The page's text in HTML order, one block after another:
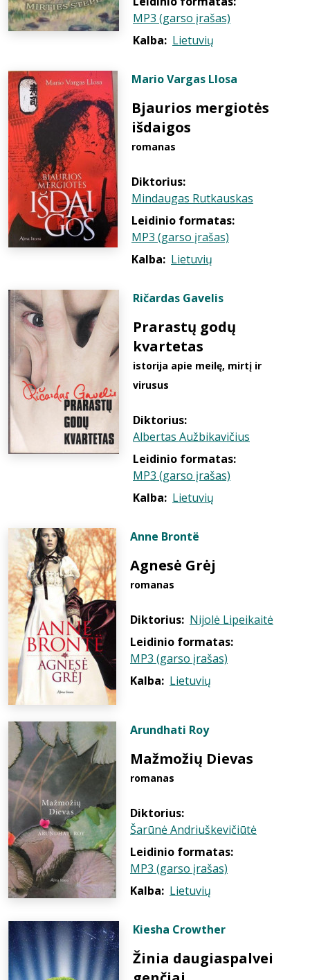
MP3 (garso įrašas)
Kalba: Lietuvių
Mario Vargas Llosa
Bjaurios mergiotės
išdaigos
romanas
Diktorius:
Mindaugas Rutkauskas
Leidinio formatas:
MP3 (garso įrašas)
Kalba: Lietuvių
Ričardas Gavelis
Prarastų godų
kvartetas
istorija apie meilę, mirtį ir
virusus
Diktorius:
Albertas Aužbikavičius
Leidinio formatas:
MP3 (garso įrašas)
Kalba: Lietuvių
Anne Brontë
Agnesė Grėj
romanas
Diktorius: Nijolė Lipeikaitė
Leidinio formatas:
MP3 (garso įrašas)
Kalba: Lietuvių
Arundhati Roy
Mažmožių Dievas
romanas
Diktorius:
Šarūnė Andriuškevičiūtė
Leidinio formatas:
MP3 (garso įrašas)
Kalba: Lietuvių
Kiesha Crowther
Žinia daugiaspalvei